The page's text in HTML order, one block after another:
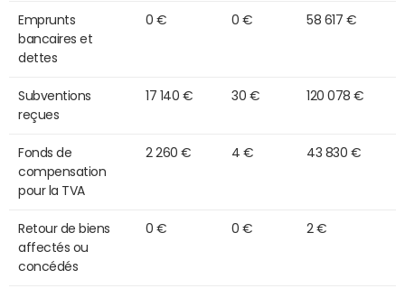
Emprunts
bancaires et
dettes
0 € 0 € 58 617 €
Subventions
reçues
17 140 € 30 € 120 078 €
Fonds de
compensation
pour la TVA
2 260 € 4 € 43 830 €
Retour de biens
affectés ou
concédés
0 € 0 € 2 €